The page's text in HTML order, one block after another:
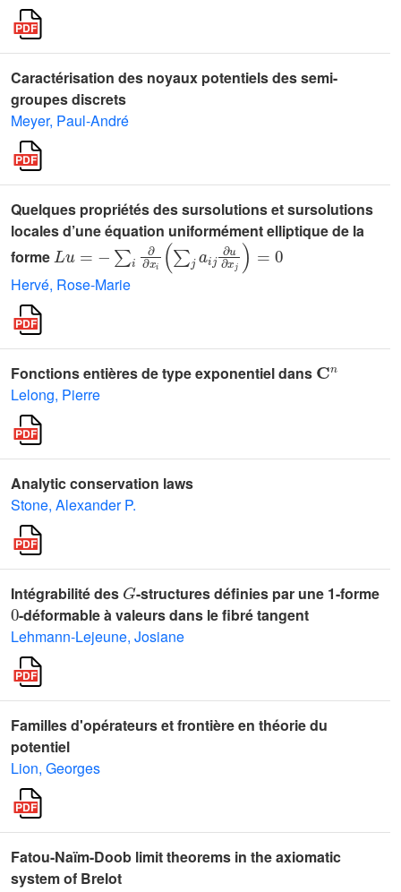
Caractérisation des noyaux potentiels des semi-
groupes discrets
Meyer, Paul-André
Quelques propriétés des sursolutions et sursolutions
locales d’une équation uniformément elliptique de la
forme
Lu =-∑ i∂∂xi(∑jaij∂u∂xj)=0
Hervé, Rose-Marie
Fonctions entières de type exponentiel dans
Lelong, Pierre
Analytic conservation laws
Stone, Alexander P.
Intégrabilité des -structures définies par une 1-forme
0
-déformable à valeurs dans le fibré tangent
Lehmann-Lejeune, Josiane
Familles d'opérateurs et frontière en théorie du
potentiel
Lion, Georges
Fatou-Naïm-Doob limit theorems in the axiomatic
system of Brelot